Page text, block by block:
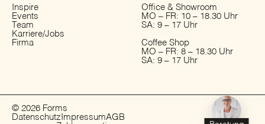
Inspire
Events
Team
Karriere/Jobs
Firma
Office & Showroom
MO – FR: 10 – 18.30 Uhr
SA: 9 – 17 Uhr
Coffee Shop
MO – FR: 8 – 18.30 Uhr
SA: 9 – 17 Uhr
© 2026 Forms
Datenschutz ImpressumAGB